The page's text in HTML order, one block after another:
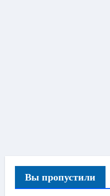
Вы пропустили